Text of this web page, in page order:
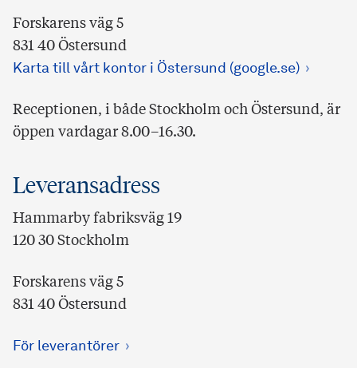
Forskarens väg 5
831 40 Östersund
Karta till vårt kontor i Östersund (google.se)
Receptionen, i både Stockholm och Östersund, är
öppen vardagar 8.00–16.30.
Leveransadress
Hammarby fabriksväg 19
120 30 Stockholm
Forskarens väg 5
831 40 Östersund
För leverantörer